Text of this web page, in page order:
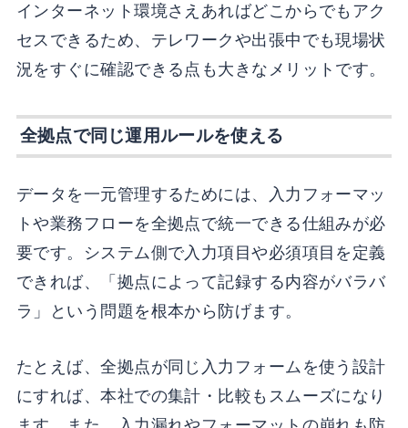
インターネット環境さえあればどこからでもアク
セスできるため、テレワークや出張中でも現場状
況をすぐに確認できる点も大きなメリットです。
全拠点で同じ運用ルールを使える
データを一元管理するためには、入力フォーマッ
トや業務フローを全拠点で統一できる仕組みが必
要です。システム側で入力項目や必須項目を定義
できれば、「拠点によって記録する内容がバラバ
ラ」という問題を根本から防げます。
たとえば、全拠点が同じ入力フォームを使う設計
にすれば、本社での集計・比較もスムーズになり